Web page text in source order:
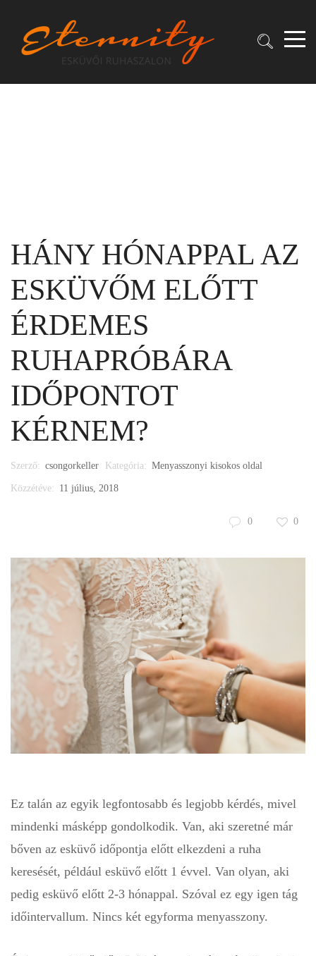
HÁNY HÓNAPPAL AZ
ESKÜVŐM ELŐTT
ÉRDEMES
RUHAPRÓBÁRA
IDŐPONTOT
KÉRNEM?
Szerző: csongorkeller Kategória: Menyasszonyi kisokos oldal
Közzétéve: 11 július, 2018
0 0
Ez talán az egyik legfontosabb és legjobb kérdés, mivel
mindenki másképp gondolkodik. Van, aki szeretné már
bőven az esküvő időpontja előtt elkezdeni a ruha
keresését, például esküvő előtt 1 évvel. Van olyan, aki
pedig esküvő előtt 2-3 hónappal. Szóval ez egy igen tág
időintervallum. Nincs két egyforma menyasszony.